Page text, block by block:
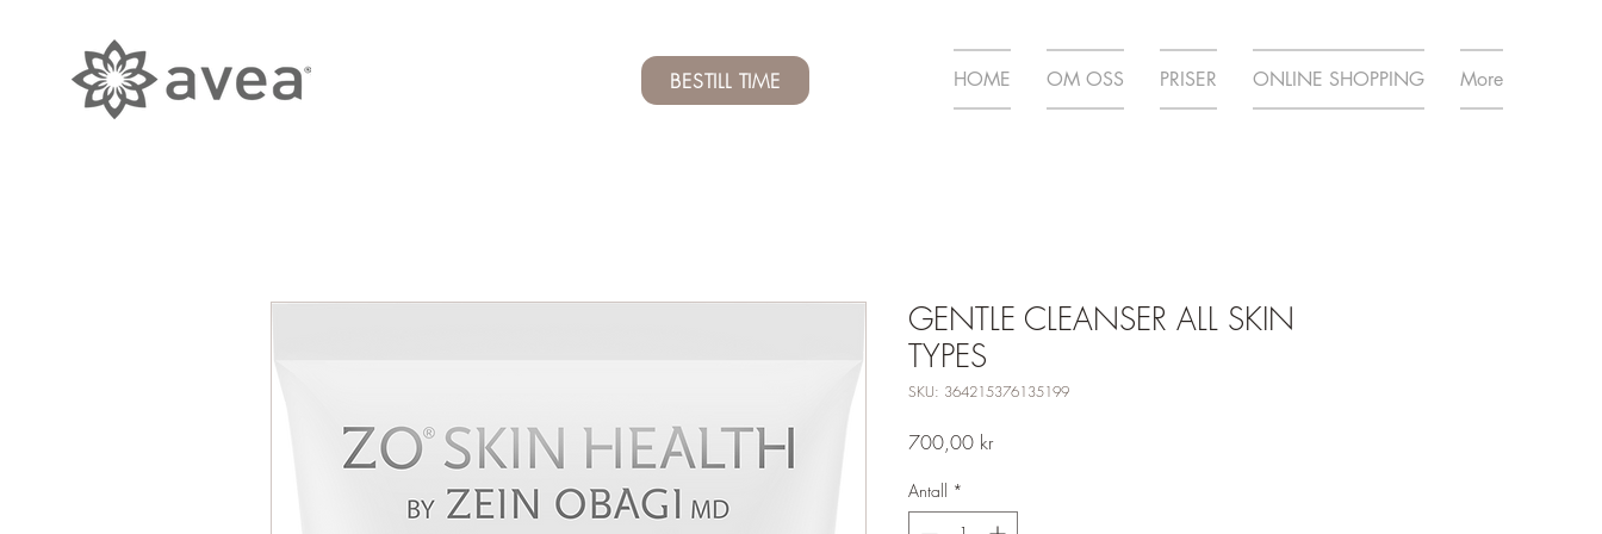
BESTILL TIME HOME OM OSS PRISER ONLINE SHOPPING More
GENTLE CLEANSER ALL SKIN
TYPES
SKU: 364215376135199
700,00 krPris
Antall *